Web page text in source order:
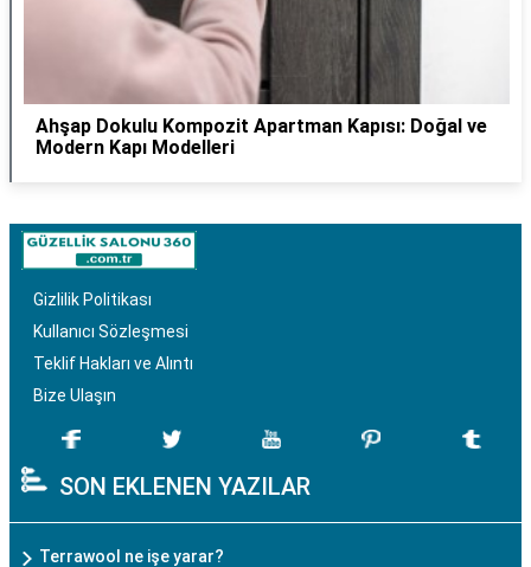
Ahşap Dokulu Kompozit Apartman Kapısı: Doğal ve
Modern Kapı Modelleri
Gizlilik Politikası
Kullanıcı Sözleşmesi
Teklif Hakları ve Alıntı
Bize Ulaşın
SON EKLENEN YAZILAR
Terrawool ne işe yarar?